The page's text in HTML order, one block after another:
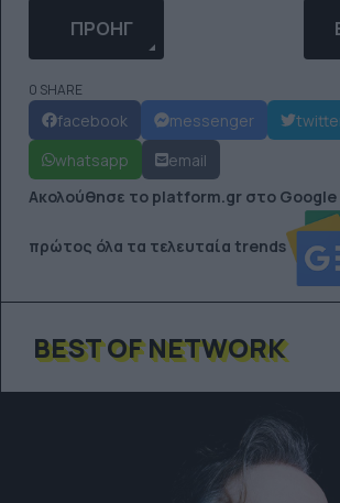
ΠΡΟΗΓΟΎΜΕΝΟ ΆΡΘΡΟ:
ΠΡΟΗΓ
0 SHARE
facebook messenger
whatsapp
email
Ακολούθησε το platform.gr στο Google
πρώτος όλα τα τελευταία trends
BEST OF NETWORK